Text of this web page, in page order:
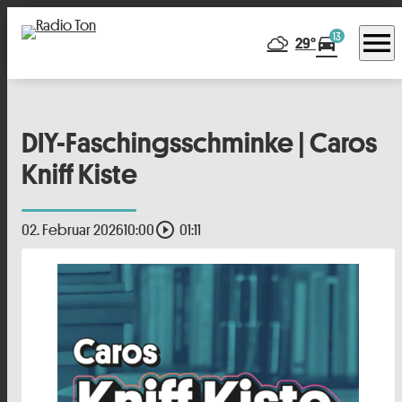
29°directions_car13 menu
DIY-Faschingsschminke | Caros
Kniff Kiste
02. Februar 202610:00play_circle_outline 01:11